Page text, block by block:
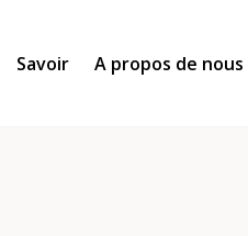
Savoir A propos de nous